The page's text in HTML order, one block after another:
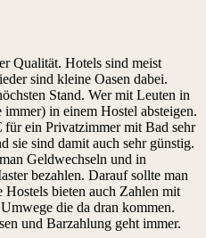
Qualität. Hotels sind meist
sind kleine Oasen dabei.
Stand. Wer mit Leuten in
in einem Hostel absteigen.
ein Privatzimmer mit Bad sehr
sie sind damit auch sehr günstig.
Geldwechseln und in
bezahlen. Darauf sollte man
Hostels bieten auch Zahlen mit
die da dran kommen.
und Barzahlung geht immer.